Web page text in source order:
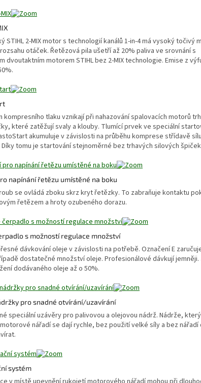
STIHL 2-MIX motor s technologií kanálů 1-in-4 má vysoký točivý
otáček. Řetězová pila ušetří až 20% paliva ve srovnání s
dvoutaktním motorem STIHL bez 2-MIX technologie. Emise z
kompresního tlaku vznikají při nahazování spalovacích motorů
které zatěžují svaly a klouby. Tlumící prvek ve speciální
akumuluje v závislosti na průběhu komprese střídavě
Díky tomu je startování stejnoměrné bez trhavých silových
napínání řetězu umístěné na boku
se ovládá zboku skrz kryt řetězky. To zabraňuje kontaktu
řetězem a hroty ozubeného dorazu.
s možností regulace množství
dávkování oleje v závislosti na potřebě. Označení E
dostatečné množství oleje. Profesionálové dávkují jemněji.
dodávaného oleje až o 50%.
pro snadné otvírání/uzavírání
speciální uzávěry pro palivovou a olejovou nádrž. Nádrže,
nářadí se dají rychle, bez použití velké síly a bez
systém